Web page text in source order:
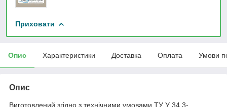
Приховати
Опис Характеристики Доставка Оплата Умови
Опис
Виготовлений згідно з технічними умовами ТУ У 34.3-